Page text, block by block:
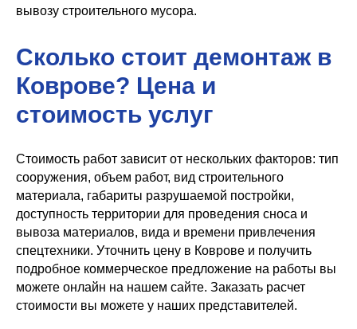
вывозу строительного мусора.
Сколько стоит демонтаж в
Коврове? Цена и
стоимость услуг
Стоимость работ зависит от нескольких факторов: тип
сооружения, объем работ, вид строительного
материала, габариты разрушаемой постройки,
доступность территории для проведения сноса и
вывоза материалов, вида и времени привлечения
спецтехники. Уточнить цену в Коврове и получить
подробное коммерческое предложение на работы вы
можете онлайн на нашем сайте. Заказать расчет
стоимости вы можете у наших представителей.